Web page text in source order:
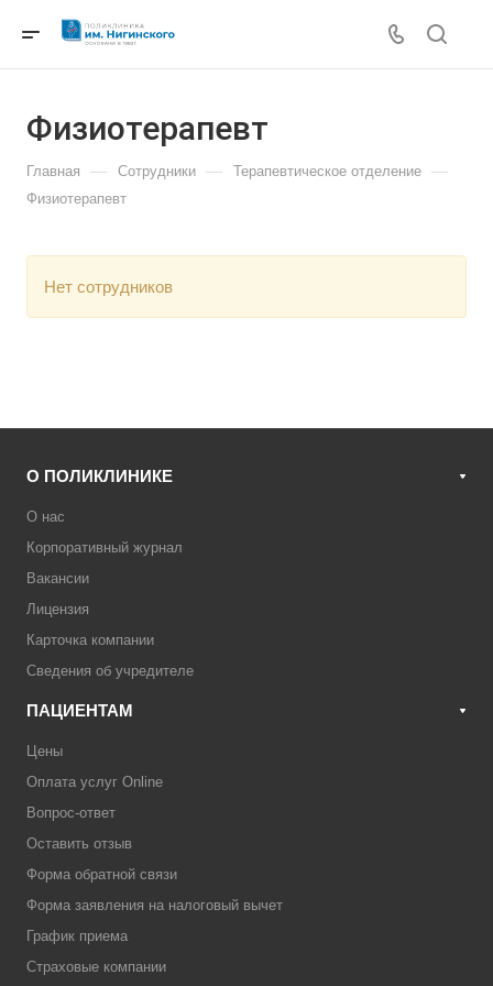
Физиотерапевт
Главная — Сотрудники — Терапевтическое отделение —
Физиотерапевт
Нет сотрудников
О ПОЛИКЛИНИКЕ
О нас
Корпоративный журнал
Вакансии
Лицензия
Карточка компании
Сведения об учредителе
ПАЦИЕНТАМ
Цены
Оплата услуг Online
Вопрос-ответ
Оставить отзыв
Форма обратной связи
Форма заявления на налоговый вычет
График приема
Страховые компании